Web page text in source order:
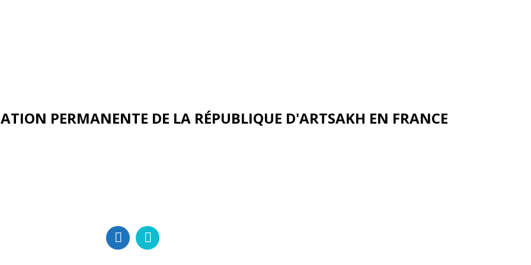
PERMANENTE DE LA RÉPUBLIQUE D'ARTSAKH EN FRANCE